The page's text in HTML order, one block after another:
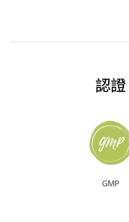
認證
GMP